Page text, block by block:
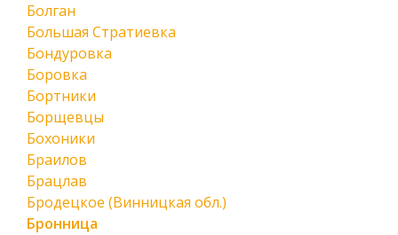
Болган
Большая Стратиевка
Бондуровка
Боровка
Бортники
Борщевцы
Бохоники
Браилов
Брацлав
Бродецкое (Винницкая обл.)
Бронница